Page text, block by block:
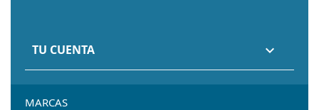
TU CUENTA 
MARCAS